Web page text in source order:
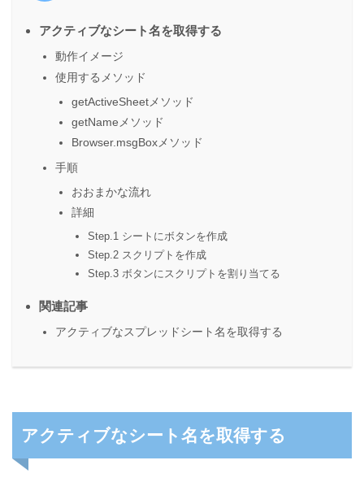
アクティブなシート名を取得する
動作イメージ
使用するメソッド
getActiveSheetメソッド
getNameメソッド
Browser.msgBoxメソッド
手順
おおまかな流れ
詳細
Step.1 シートにボタンを作成
Step.2 スクリプトを作成
Step.3 ボタンにスクリプトを割り当てる
関連記事
アクティブなスプレッドシート名を取得する
アクティブなシート名を取得する